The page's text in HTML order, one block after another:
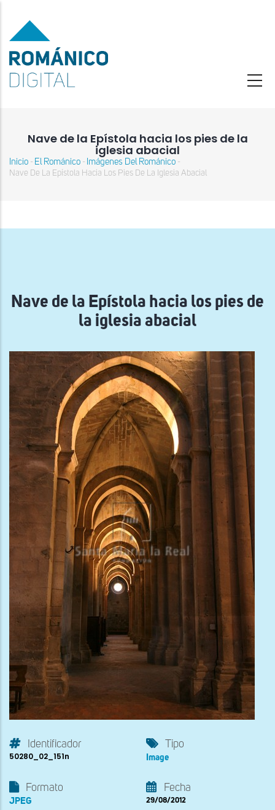
contenido
principal
Nave de la Epístola hacia los pies de la
iglesia abacial
Sobrescribir
ayuda
Inicio - El Románico - Imágenes Del Románico -
Nave De La Epístola Hacia Los Pies De La Iglesia Abacial
Nave de la Epístola hacia los pies de
la iglesia abacial
Identificador
50280_02_151n
Tipo
Image
Formato
JPEG
Fecha
29/08/2012